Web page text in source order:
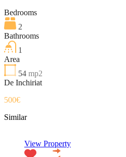
Bedrooms
2
Bathrooms
1
Area
54 mp2
De Inchiriat
500€
Similar
View Property